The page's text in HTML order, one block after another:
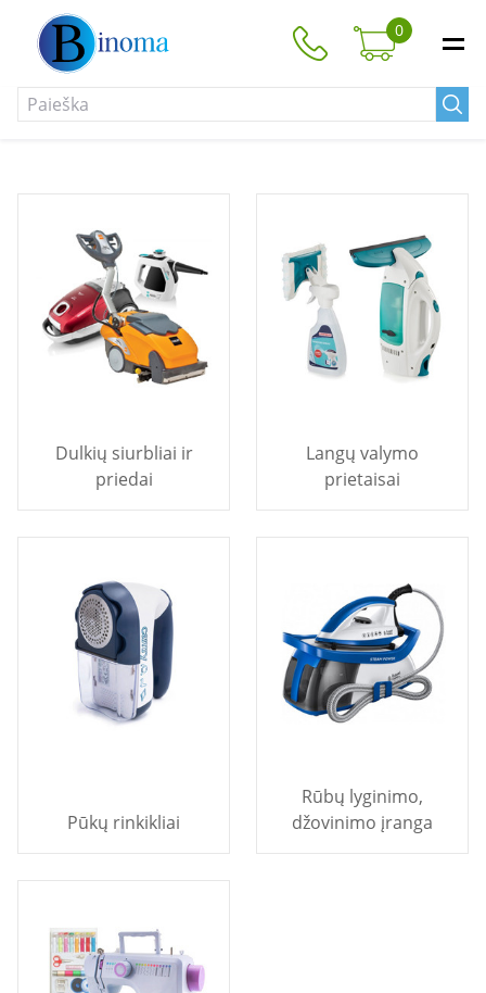
0
Dulkių siurbliai ir
priedai
Langų valymo
prietaisai
Pūkų rinkikliai
Rūbų lyginimo,
džovinimo įranga